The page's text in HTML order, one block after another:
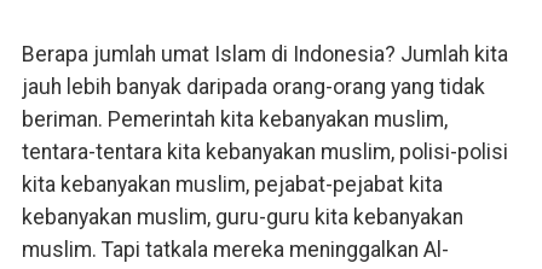
Berapa jumlah umat Islam di Indonesia? Jumlah kita
jauh lebih banyak daripada orang-orang yang tidak
beriman. Pemerintah kita kebanyakan muslim,
tentara-tentara kita kebanyakan muslim, polisi-polisi
kita kebanyakan muslim, pejabat-pejabat kita
kebanyakan muslim, guru-guru kita kebanyakan
muslim. Tapi tatkala mereka meninggalkan Al-